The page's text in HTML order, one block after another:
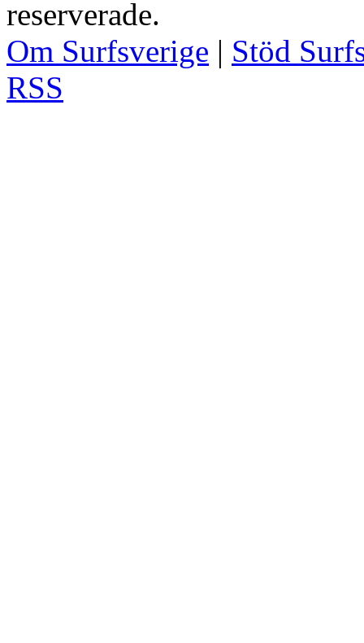
reserverade.
Om Surfsverige | Stöd
RSS